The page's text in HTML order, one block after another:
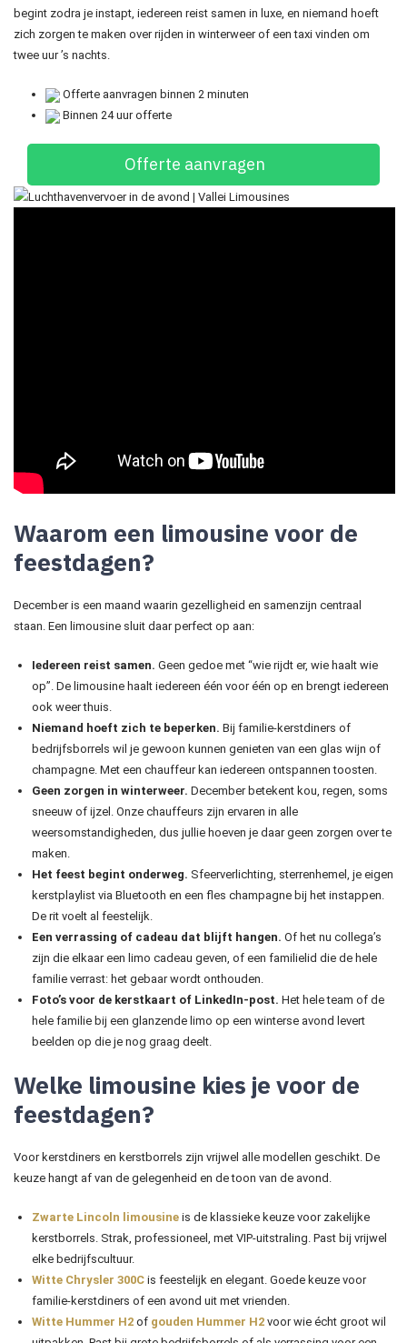
begint zodra je instapt, iedereen reist samen in luxe, en niemand hoeft
zich zorgen te maken over rijden in winterweer of een taxi vinden om
twee uur ’s nachts.
Offerte aanvragen binnen 2 minuten
Binnen 24 uur offerte
Offerte aanvragen
Waarom een limousine voor de
feestdagen?
December is een maand waarin gezelligheid en samenzijn centraal
staan. Een limousine sluit daar perfect op aan:
Iedereen reist samen. Geen gedoe met “wie rijdt er, wie haalt wie
op”. De limousine haalt iedereen één voor één op en brengt iedereen
ook weer thuis.
Niemand hoeft zich te beperken. Bij familie-kerstdiners of
bedrijfsborrels wil je gewoon kunnen genieten van een glas wijn of
champagne. Met een chauffeur kan iedereen ontspannen toosten.
Geen zorgen in winterweer. December betekent kou, regen, soms
sneeuw of ijzel. Onze chauffeurs zijn ervaren in alle
weersomstandigheden, dus jullie hoeven je daar geen zorgen over te
maken.
Het feest begint onderweg. Sfeerverlichting, sterrenhemel, je eigen
kerstplaylist via Bluetooth en een fles champagne bij het instappen.
De rit voelt al feestelijk.
Een verrassing of cadeau dat blijft hangen. Of het nu collega’s
zijn die elkaar een limo cadeau geven, of een familielid die de hele
familie verrast: het gebaar wordt onthouden.
Foto’s voor de kerstkaart of LinkedIn-post. Het hele team of de
hele familie bij een glanzende limo op een winterse avond levert
beelden op die je nog graag deelt.
Welke limousine kies je voor de
feestdagen?
Voor kerstdiners en kerstborrels zijn vrijwel alle modellen geschikt. De
keuze hangt af van de gelegenheid en de toon van de avond.
Zwarte Lincoln limousine is de klassieke keuze voor zakelijke
kerstborrels. Strak, professioneel, met VIP-uitstraling. Past bij vrijwel
elke bedrijfscultuur.
Witte Chrysler 300C is feestelijk en elegant. Goede keuze voor
familie-kerstdiners of een avond uit met vrienden.
Witte Hummer H2 of gouden Hummer H2 voor wie écht groot wil